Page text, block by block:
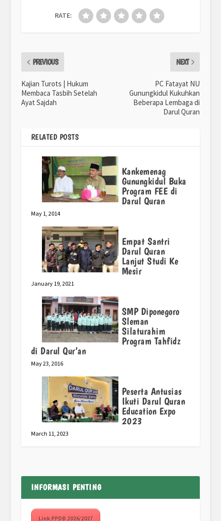
RATE:
PREVIOUS
Kajian Turots | Hukum
Membaca Tasbih Setelah
Ayat Sajdah
NEXT
PC Fatayat NU
Gunungkidul Kukuhkan
Beberapa Lembaga di
Darul Quran
RELATED POSTS
Kankemenag
Gunungkidul Buka
Program FEE di
Darul Quran
May 1, 2014
Empat Santri
Darul Quran
Lanjut Studi Ke
Mesir
January 19, 2021
SMP Diponegoro
Sleman
Silaturahim
Program Tahfidz
di Darul Qur’an
May 23, 2016
Peserta Antusias
Ikuti Darul Quran
Education Expo
2023
March 11, 2023
INFORMASI PENTING
Link PPDB 2026/2027